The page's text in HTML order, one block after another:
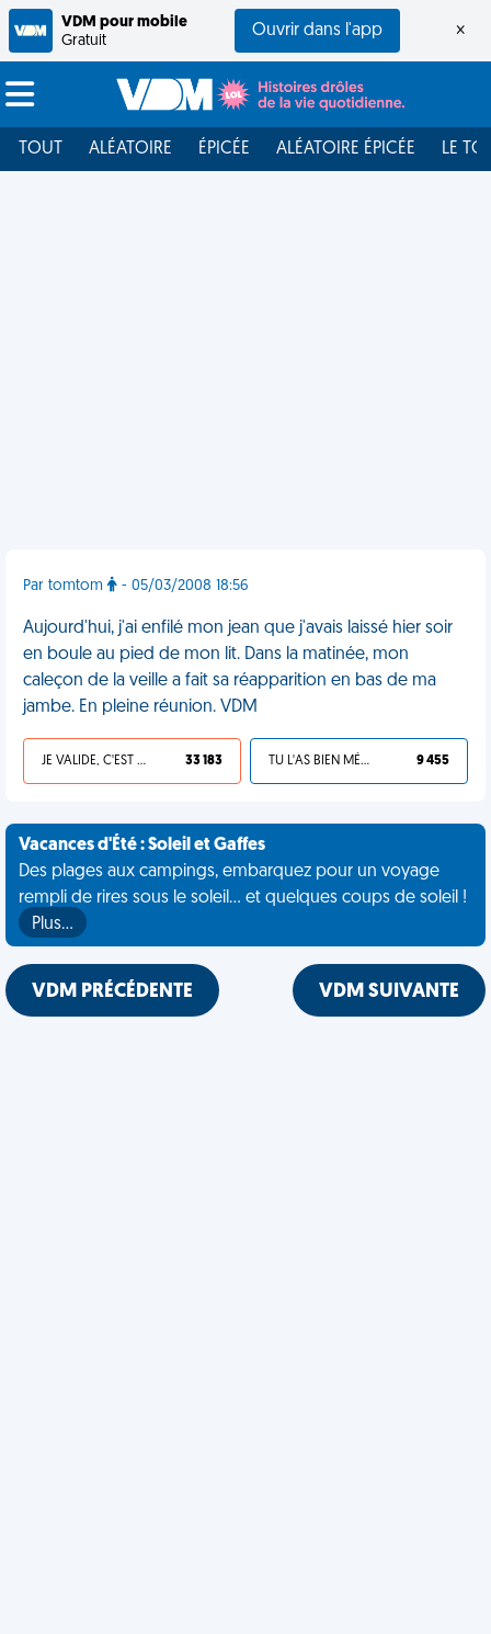
VDM pour mobile
Gratuit
Ouvrir dans l'app ×
TOUT ALÉATOIRE ÉPICÉE ALÉATOIRE ÉPICÉE LE
Par tomtom - 05/03/2008 18:56
Aujourd'hui, j'ai enfilé mon jean que j'avais laissé hier soir
en boule au pied de mon lit. Dans la matinée, mon
caleçon de la veille a fait sa réapparition en bas de ma
jambe. En pleine réunion. VDM
JE VALIDE, C'EST UNE VDM 33 183 TU L'AS BIEN MÉRITÉ 9 455
Vacances d'Été : Soleil et Gaffes
Des plages aux campings, embarquez pour un voyage
rempli de rires sous le soleil... et quelques coups de soleil !
Plus…
VDM PRÉCÉDENTE VDM SUIVANTE